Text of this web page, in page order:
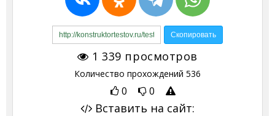
1 339 просмотров
Количество прохождений 536
0 0
Вставить на сайт: